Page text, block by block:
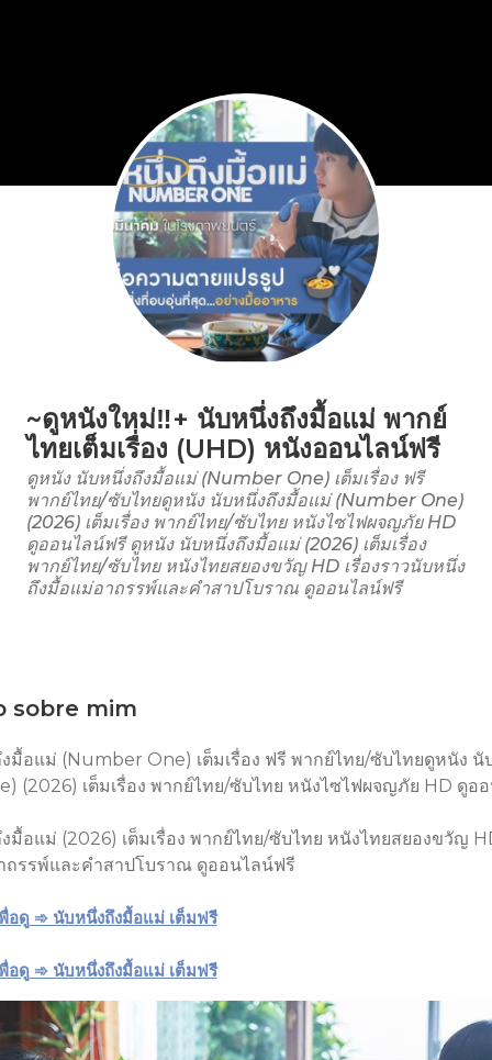
~ดูหนังใหม่‼️+ นับหนึ่งถึงมื้อแม่ พากย์
ไทยเต็มเรื่อง (UHD) หนังออนไลน์ฟรี
ดูหนัง นับหนึ่งถึงมื้อแม่ (Number One) เต็มเรื่อง ฟรี
พากย์ไทย/ซับไทยดูหนัง นับหนึ่งถึงมื้อแม่ (Number One)
(2026) เต็มเรื่อง พากย์ไทย/ซับไทย หนังไซไฟผจญภัย HD
ดูออนไลน์ฟรี ดูหนัง นับหนึ่งถึงมื้อแม่ (2026) เต็มเรื่อง
พากย์ไทย/ซับไทย หนังไทยสยองขวัญ HD เรื่องราวนับหนึ่ง
ถึงมื้อแม่อาถรรพ์และคำสาปโบราณ ดูออนไลน์ฟรี
sobre mim
มื้อแม่ (Number One) เต็มเรื่อง ฟรี พากย์ไทย/ซับไทยดูหนัง
(2026) เต็มเรื่อง พากย์ไทย/ซับไทย หนังไซไฟผจญภัย HD ดูอ
มื้อแม่ (2026) เต็มเรื่อง พากย์ไทย/ซับไทย หนังไทยสยองขวัญ
รรพ์และคำสาปโบราณ ดูออนไลน์ฟรี
อดู ➾ นับหนึ่งถึงมื้อแม่ เต็มฟรี
อดู ➾ นับหนึ่งถึงมื้อแม่ เต็มฟรี